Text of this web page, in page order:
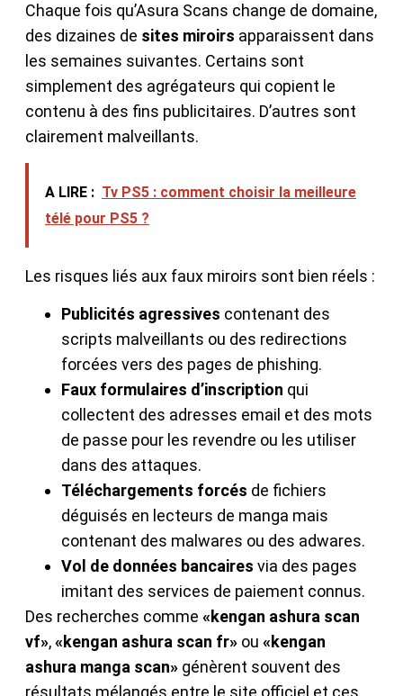
Chaque fois qu’Asura Scans change de domaine,
des dizaines de sites miroirs apparaissent dans
les semaines suivantes. Certains sont
simplement des agrégateurs qui copient le
contenu à des fins publicitaires. D’autres sont
clairement malveillants.
A LIRE : Tv PS5 : comment choisir la meilleure
télé pour PS5 ?
Les risques liés aux faux miroirs sont bien réels :
Publicités agressives contenant des
scripts malveillants ou des redirections
forcées vers des pages de phishing.
Faux formulaires d’inscription qui
collectent des adresses email et des mots
de passe pour les revendre ou les utiliser
dans des attaques.
Téléchargements forcés de fichiers
déguisés en lecteurs de manga mais
contenant des malwares ou des adwares.
Vol de données bancaires via des pages
imitant des services de paiement connus.
Des recherches comme «kengan ashura scan
vf»,«kengan ashura scan fr» ou «kengan
ashura manga scan» génèrent souvent des
résultats mélangés entre le site officiel et ces